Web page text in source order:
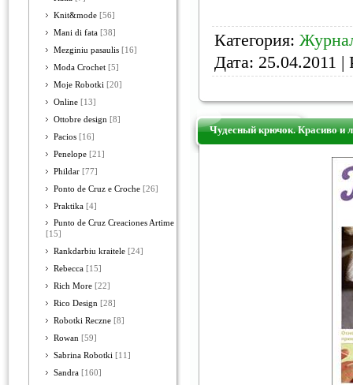
Knit&mode [56]
Mani di fata [38]
Mezginiu pasaulis [16]
Moda Crochet [5]
Moje Robotki [20]
Online [13]
Ottobre design [8]
Pacios [16]
Penelope [21]
Phildar [77]
Ponto de Cruz e Croche [26]
Praktika [4]
Punto de Cruz Creaciones Artime
[15]
Rankdarbiu kraitele [24]
Rebecca [15]
Rich More [22]
Rico Design [28]
Robotki Reczne [8]
Rowan [59]
Sabrina Robotki [11]
Sandra [160]
Категория:
Дата: 25.04.2011 |
Чудесный крючок. Красиво и